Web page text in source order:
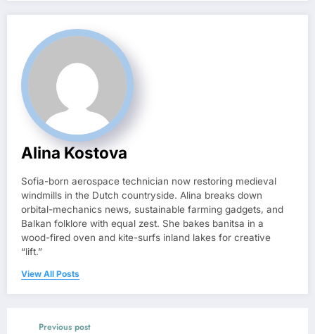
Alina Kostova
Sofia-born aerospace technician now restoring medieval
windmills in the Dutch countryside. Alina breaks down
orbital-mechanics news, sustainable farming gadgets, and
Balkan folklore with equal zest. She bakes banitsa in a
wood-fired oven and kite-surfs inland lakes for creative
“lift.”
View All Posts
Previous post